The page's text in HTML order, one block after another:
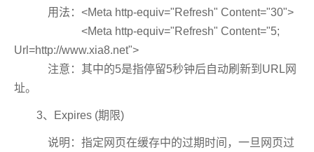
用法：<Meta http-equiv="Refresh" Content="30">
<Meta http-equiv="Refresh" Content="5;
Url=http://www.xia8.net">
注意：其中的5是指停留5秒钟后自动刷新到URL网
址。
3、Expires (期限)
说明：指定网页在缓存中的过期时间，一旦网页过